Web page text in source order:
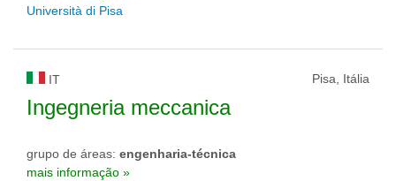
Università di Pisa
IT Pisa, Itália
Ingegneria meccanica
grupo de áreas: engenharia-técnica
mais informação »